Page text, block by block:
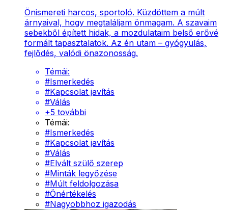
Önismereti harcos, sportoló. Küzdöttem a múlt
árnyaival, hogy megtaláljam önmagam. A szavaim
sebekből épített hidak, a mozdulataim belső erővé
formált tapasztalatok. Az én utam – gyógyulás,
fejlődés, valódi önazonosság.
Témái:
#Ismerkedés
#Kapcsolat javítás
#Válás
+5 további
Témái:
#Ismerkedés
#Kapcsolat javítás
#Válás
#Elvált szülő szerep
#Minták legyőzése
#Múlt feldolgozása
#Önértékelés
#Nagyobbhoz igazodás